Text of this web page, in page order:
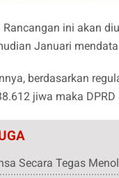
Rancangan ini akan
Januari
berdasarkan
jiwa maka
Secara Tegas